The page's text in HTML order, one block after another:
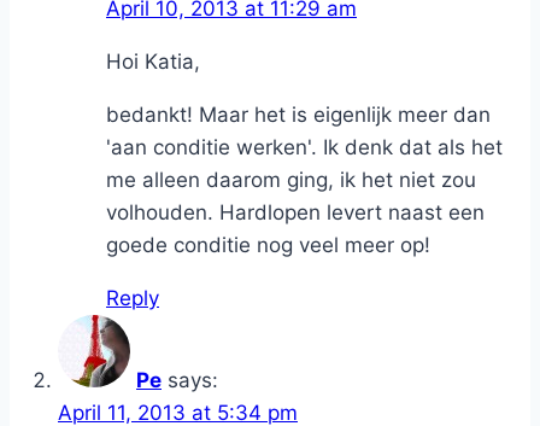
April 10, 2013 at 11:29 am
Hoi Katia,
bedankt! Maar het is eigenlijk meer dan
'aan conditie werken'. Ik denk dat als het
me alleen daarom ging, ik het niet zou
volhouden. Hardlopen levert naast een
goede conditie nog veel meer op!
Reply
Pe says:
April 11, 2013 at 5:34 pm